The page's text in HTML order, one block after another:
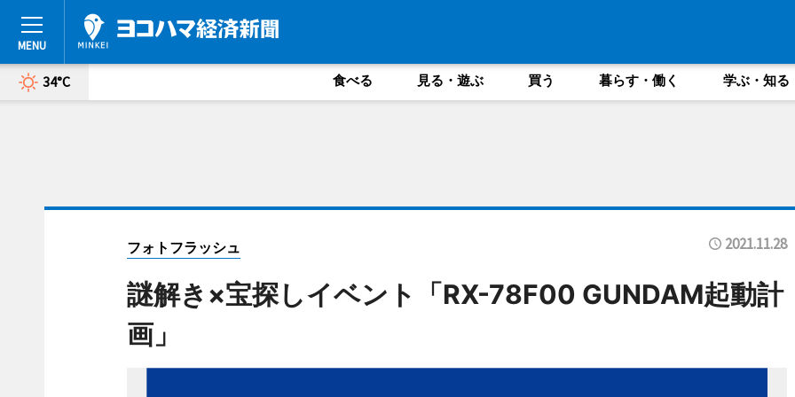
34°C 食べる 見る・遊ぶ 買う 暮らす・働く 学ぶ・知る
フォトフラッシュ 2021.11.28
謎解き×宝探しイベント「RX-78F00 GUNDAM起動計
画」